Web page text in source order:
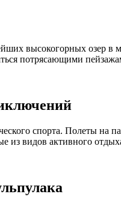
высокогорных озер в
потрясающими
спорта. Полеты на
из видов активного